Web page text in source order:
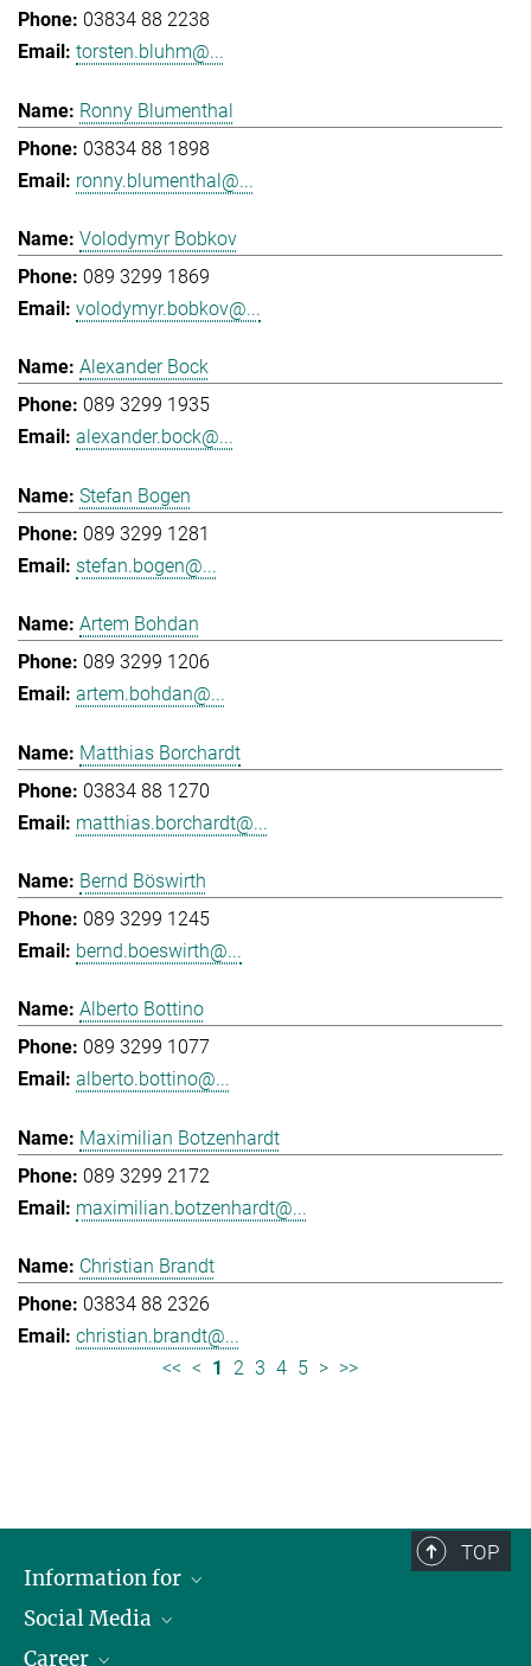
03834 88 2238
torsten.bluhm@...
Ronny Blumenthal
03834 88 1898
ronny.blumenthal@...
Volodymyr Bobkov
089 3299 1869
volodymyr.bobkov@...
Alexander Bock
089 3299 1935
alexander.bock@...
Stefan Bogen
089 3299 1281
stefan.bogen@...
Artem Bohdan
089 3299 1206
artem.bohdan@...
Matthias Borchardt
03834 88 1270
matthias.borchardt@...
Bernd Böswirth
089 3299 1245
bernd.boeswirth@...
Alberto Bottino
089 3299 1077
alberto.bottino@...
Maximilian Botzenhardt
089 3299 2172
maximilian.botzenhardt@...
Christian Brandt
03834 88 2326
christian.brandt@...
<< < 1 2 3 4 5 > >>
TOP
Information for
Journalists
School
Social Media
LinkedIn
Career